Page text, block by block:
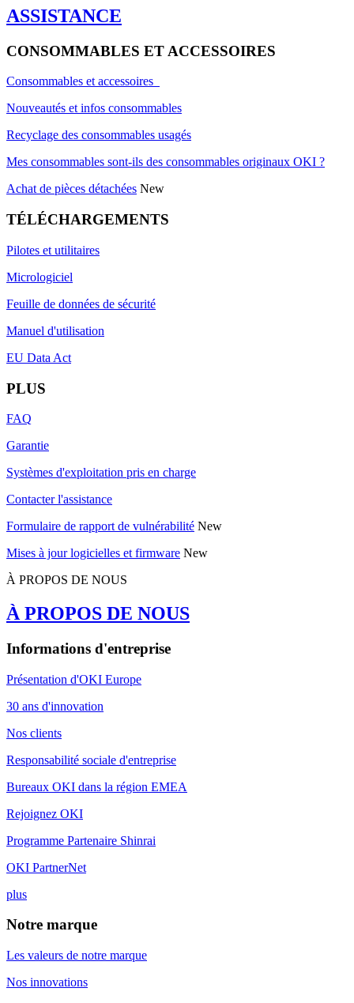
ASSISTANCE
CONSOMMABLES ET ACCESSOIRES
Consommables et accessoires
Nouveautés et infos consommables
Recyclage des consommables usagés
Mes consommables sont-ils des consommables originaux OKI ?
Achat de pièces détachées New
TÉLÉCHARGEMENTS
Pilotes et utilitaires
Micrologiciel
Feuille de données de sécurité
Manuel d'utilisation
EU Data Act
PLUS
FAQ
Garantie
Systèmes d'exploitation pris en charge
Contacter l'assistance
Formulaire de rapport de vulnérabilité New
Mises à jour logicielles et firmware New
À PROPOS DE NOUS
À PROPOS DE NOUS
Informations d'entreprise
Présentation d'OKI Europe
30 ans d'innovation
Nos clients
Responsabilité sociale d'entreprise
Bureaux OKI dans la région EMEA
Rejoignez OKI
Programme Partenaire Shinrai
OKI PartnerNet
plus
Notre marque
Les valeurs de notre marque
Nos innovations